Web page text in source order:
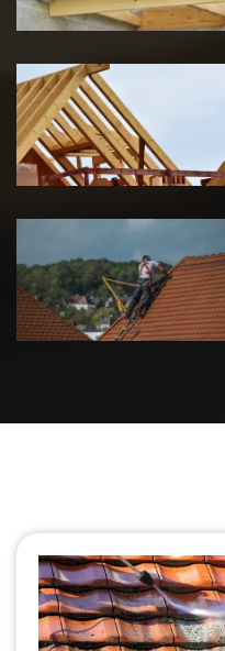
Traitement de
charpente 39
Jura
Urgence fuite
de toiture 39
Jura